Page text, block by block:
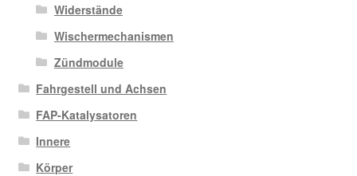
Widerstände
Wischermechanismen
Zündmodule
Fahrgestell und Achsen
FAP-Katalysatoren
Innere
Körper